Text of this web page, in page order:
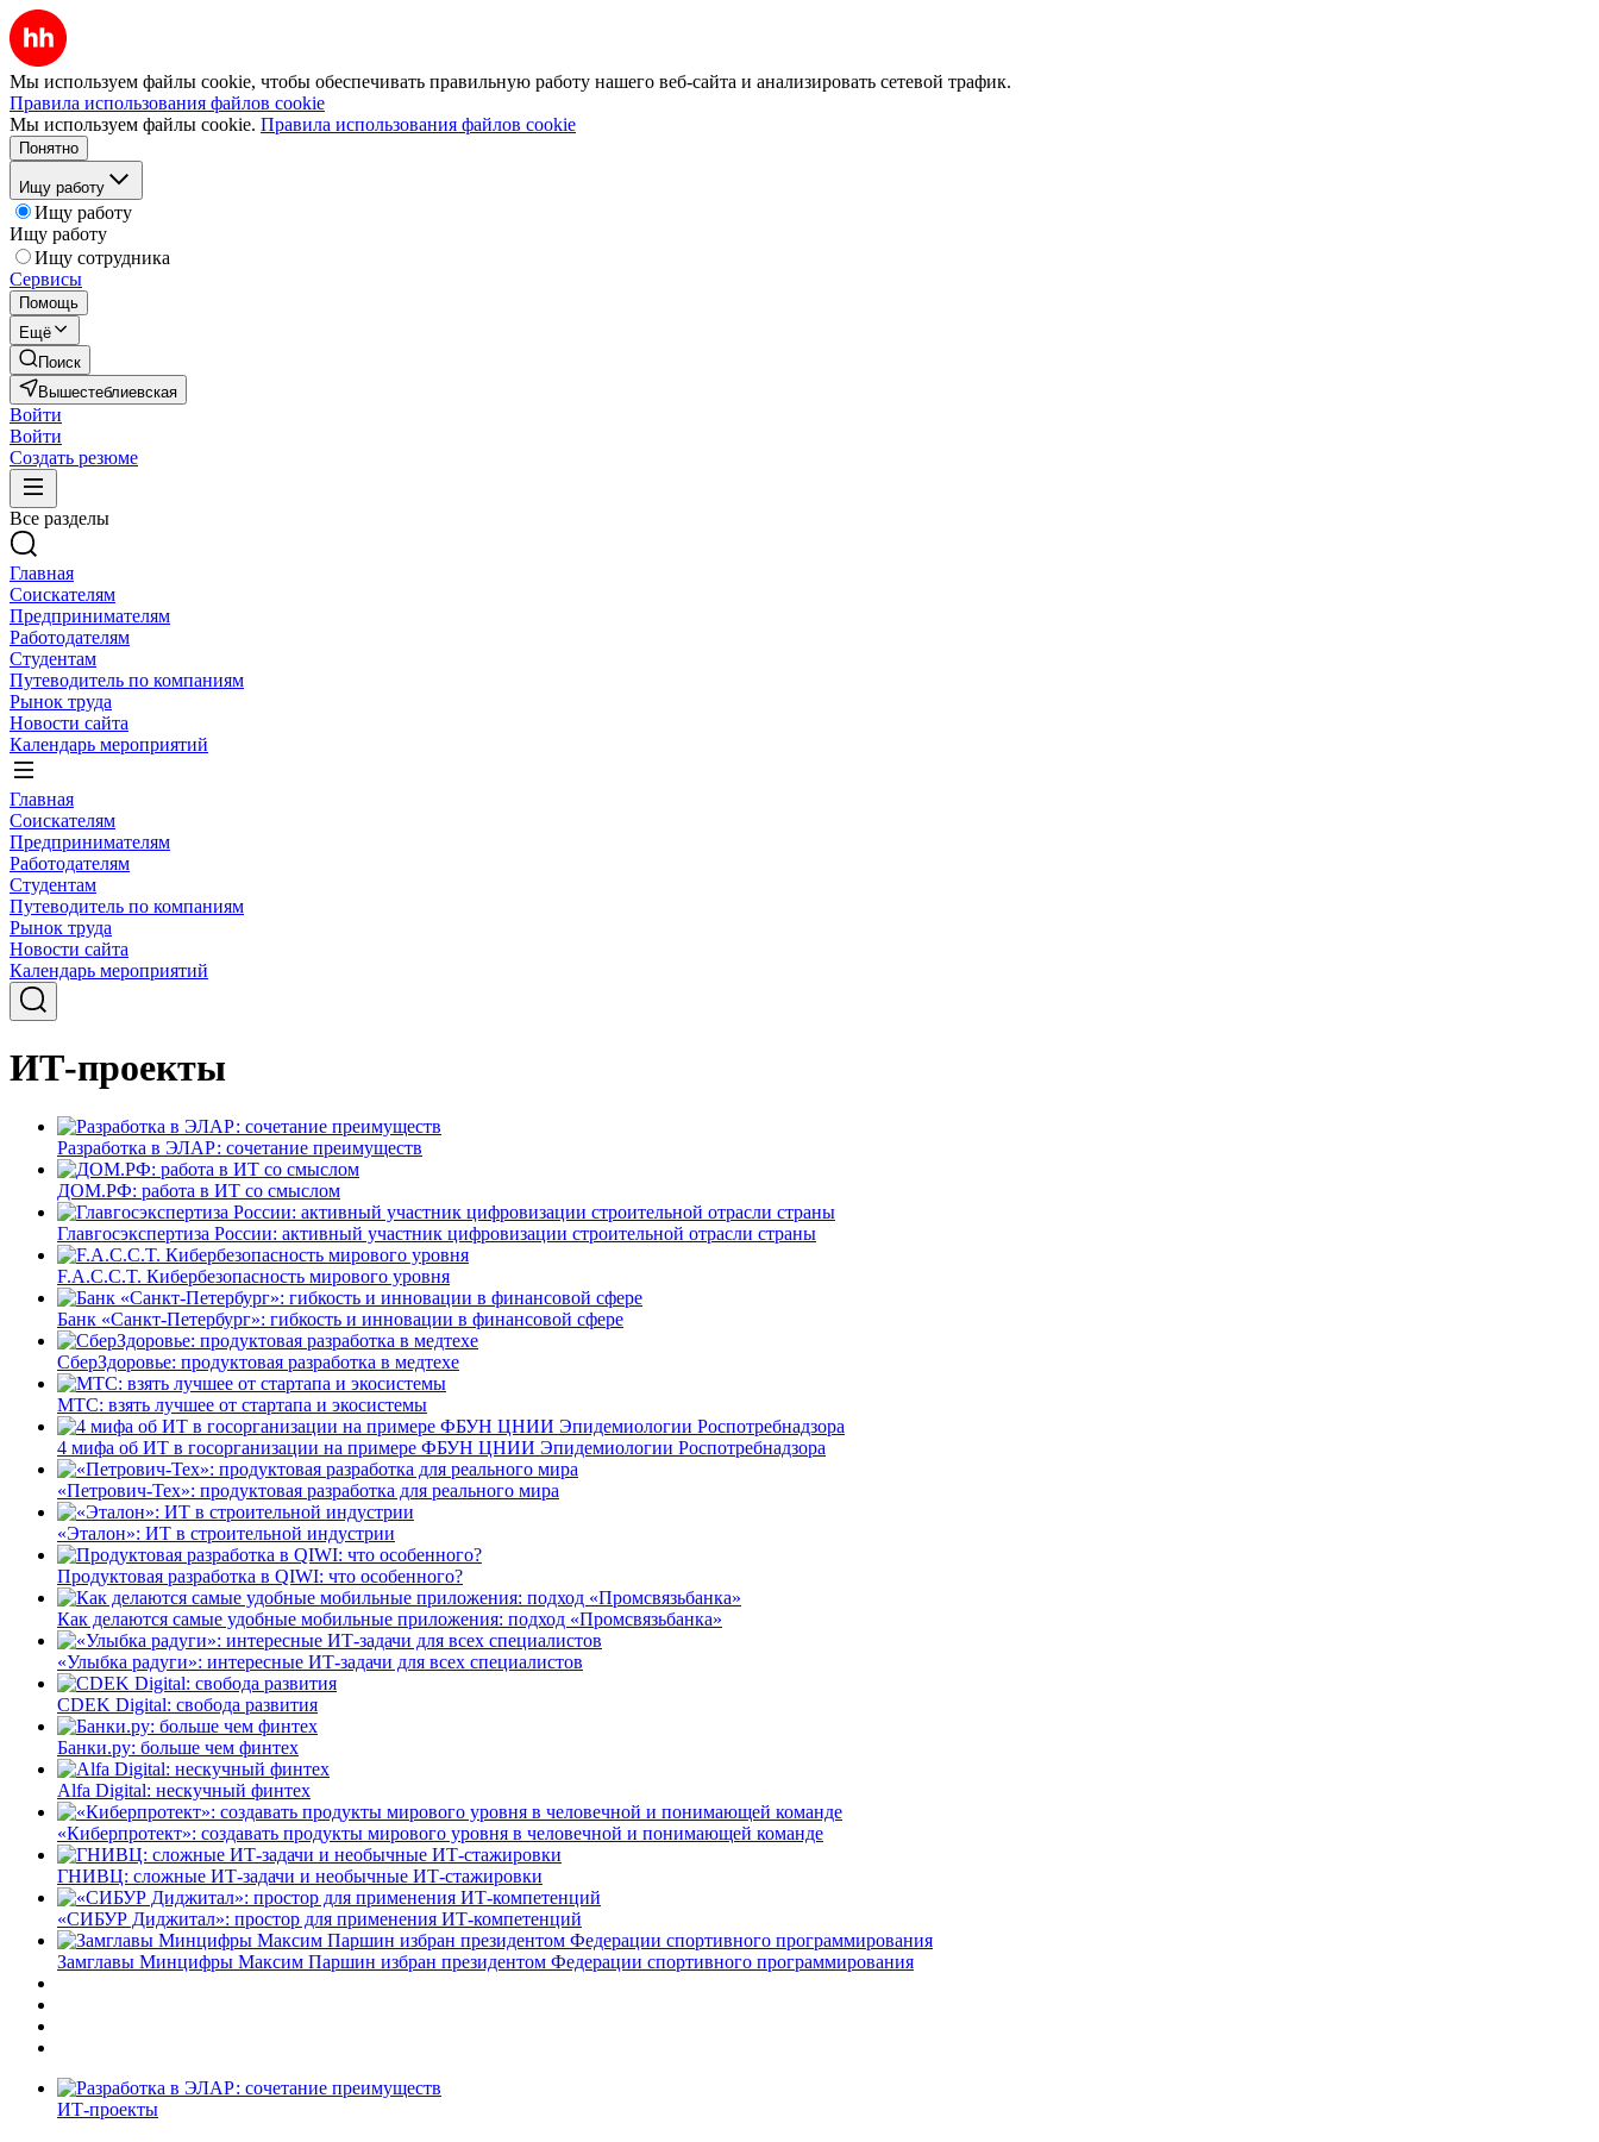
Мы используем файлы cookie, чтобы обеспечивать правильную работу нашего веб-сайта и анализировать сетевой трафик.
Правила использования файлов cookie
Мы используем файлы cookie. Правила использования файлов cookie
Понятно
Ищу работу
Ищу работу
Ищу работу
Ищу сотрудника
Сервисы
Помощь
Ещё
Поиск
Вышестеблиевская
Войти
Войти
Создать резюме
Все разделы
Главная
Соискателям
Предпринимателям
Работодателям
Студентам
Путеводитель по компаниям
Рынок труда
Новости сайта
Календарь мероприятий
Главная
Соискателям
Предпринимателям
Работодателям
Студентам
Путеводитель по компаниям
Рынок труда
Новости сайта
Календарь мероприятий
ИТ-проекты
Разработка в ЭЛАР: сочетание преимуществ
ДОМ.РФ: работа в ИТ со смыслом
Главгосэкспертиза России: активный участник цифровизации строительной отрасли страны
F.A.C.C.T. Кибербезопасность мирового уровня
Банк «Санкт-Петербург»: гибкость и инновации в финансовой сфере
СберЗдоровье: продуктовая разработка в медтехе
МТС: взять лучшее от стартапа и экосистемы
4 мифа об ИТ в госорганизации на примере ФБУН ЦНИИ Эпидемиологии Роспотребнадзора
«Петрович-Тех»: продуктовая разработка для реального мира
«Эталон»: ИТ в строительной индустрии
Продуктовая разработка в QIWI: что особенного?
Как делаются самые удобные мобильные приложения: подход «Промсвязьбанка»
«Улыбка радуги»: интересные ИТ-задачи для всех специалистов
CDEK Digital: свобода развития
Банки.ру: больше чем финтех
Alfa Digital: нескучный финтех
«Киберпротект»: создавать продукты мирового уровня в человечной и понимающей команде
ГНИВЦ: сложные ИТ‑задачи и необычные ИТ‑стажировки
«СИБУР Диджитал»: простор для применения ИТ-компетенций
Замглавы Минцифры Максим Паршин избран президентом Федерации спортивного программирования
ИТ-проекты